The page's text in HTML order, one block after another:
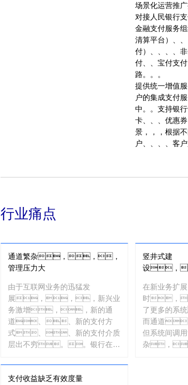
场景化运营推广提供
对接人民银行支付体
金融支付服务组织
清算平台）、
付）、、、
付、、宝
路。。。
提供统一增值服务
户的集成支付服
中。。支持银行卡
卡、、、
景，，
户、、、
行业痛点
通道繁杂，，，
管理压力大
由于互联网业务的迅猛发
展，，，新兴业
务激增，，新的通
道、、新的支付方
式、、新的支付介质
层出不穷。。银行在这
下，，疲于应对新兴业
务。。。。
竖井式建
设，
在新业务扩展
时，
了更多的
而通道
但系统间调
杂，
支付收益缺乏有效度量